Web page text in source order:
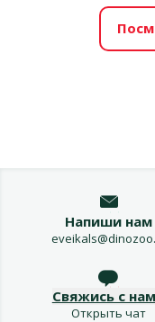
Напиши нам
Свяжись с
Открыть чат